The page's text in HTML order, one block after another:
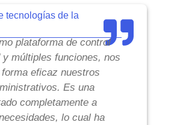
tecnologías de la
plataforma de control
múltiples funciones, nos
eficaz nuestros
Es una
completamente a
lo cual ha